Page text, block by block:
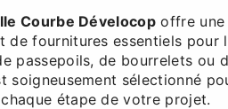
Courbe Dévelocop offre une
de fournitures essentiels pour
passepoils, de bourrelets ou
soigneusement sélectionné
étape de votre projet.